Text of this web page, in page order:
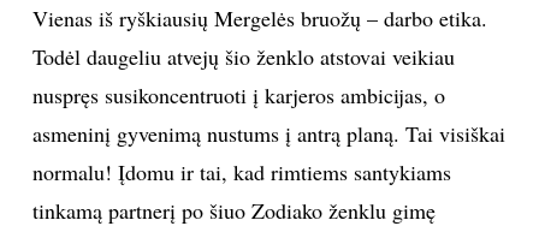
Vienas iš ryškiausių Mergelės bruožų – darbo etika.
Todėl daugeliu atvejų šio ženklo atstovai veikiau
nuspręs susikoncentruoti į karjeros ambicijas, o
asmeninį gyvenimą nustums į antrą planą. Tai visiškai
normalu! Įdomu ir tai, kad rimtiems santykiams
tinkamą partnerį po šiuo Zodiako ženklu gimę